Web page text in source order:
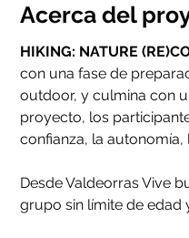
Acerca del
HIKING: NATURE
con una fase de
outdoor, y culmina con
proyecto, los
confianza, la
Desde Valdeorras Vive
grupo sin límite de edad